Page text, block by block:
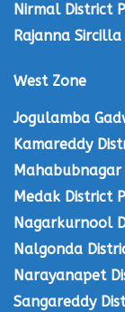
Nirmal District
Rajanna
West Zone
Jogulamba
Kamareddy
Medak District
Nagarkurnool
Nalgonda
Narayanapet
Sangareddy